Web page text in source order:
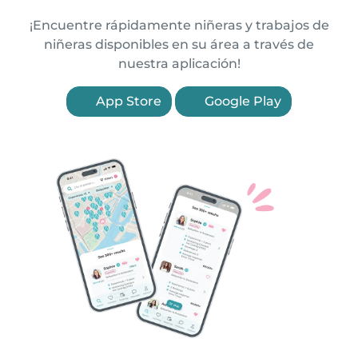
¡Encuentre rápidamente niñeras y trabajos de
niñeras disponibles en su área a través de
nuestra aplicación!
App Store Google Play